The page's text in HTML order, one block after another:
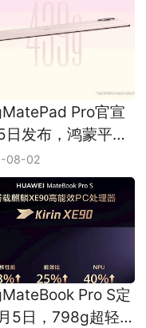
Pro官宣
日发布，鸿蒙平板
打大屏生产力
08-02
Pro S定
5日，798g超轻